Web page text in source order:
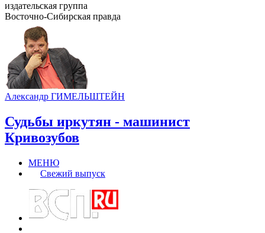
издательская группа
Восточно-Сибирская правда
Александр ГИМЕЛЬШТЕЙН
Судьбы иркутян - машинист
Кривозубов
МЕНЮ
Свежий выпуск